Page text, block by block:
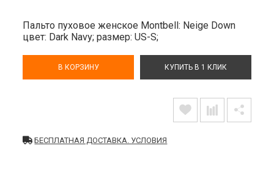
Пальто пуховое женское Montbell: Neige Down
цвет: Dark Navy;размер: US-S;
В КОРЗИНУ КУПИТЬ В 1 КЛИК
БЕСПЛАТНАЯ ДОСТАВКА. УСЛОВИЯ